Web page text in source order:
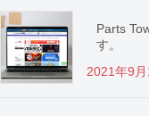
Parts
す。
2021年9月